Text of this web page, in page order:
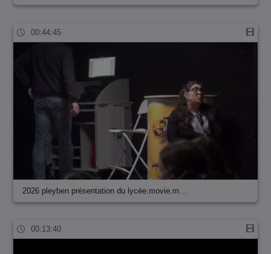
00:44:45
2026 pleyben présentation du lycée.movie.m…
00:13:40